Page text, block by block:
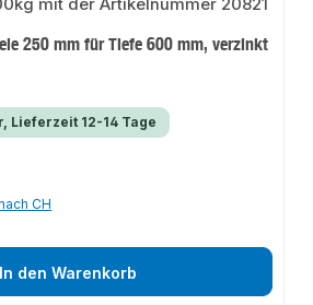
250 mm für Tiefe 600 mm, verzinkt
Lieferzeit 12-14 Tage
CH
In den Warenkorb